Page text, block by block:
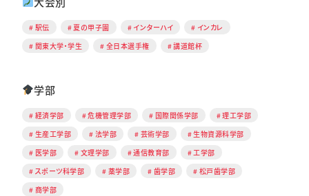
駅伝 夏の甲子園 インターハイ
インカレ
関東大学・学生
全日本選手権 講道館杯
学部
経済学部 危機管理学部 国際関係学部
理工学部
生産工学部
法学部 芸術学部
生物資源科学部
医学部
文理学部 通信教育部
工学部
スポーツ科学部
薬学部 歯学部
松戸歯学部
商学部